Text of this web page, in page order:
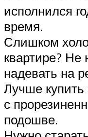
исполнился
время.
Слишком
квартире? Не
надевать на
Лучше купить
с
подошве.